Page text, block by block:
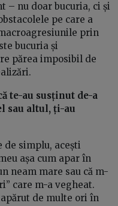
– nu doar bucuria, ci și
pe care a
prin
bucuria și
părea imposibil de
te-au susținut de-a
sau altul, ți-au
de simplu, acești
așa cum apar în
neam mare sau că m-
care m-a vegheat.
de multe ori în